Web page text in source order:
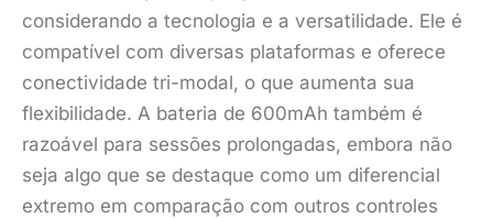
considerando a tecnologia e a versatilidade. Ele é
compatível com diversas plataformas e oferece
conectividade tri-modal, o que aumenta sua
flexibilidade. A bateria de 600mAh também é
razoável para sessões prolongadas, embora não
seja algo que se destaque como um diferencial
extremo em comparação com outros controles